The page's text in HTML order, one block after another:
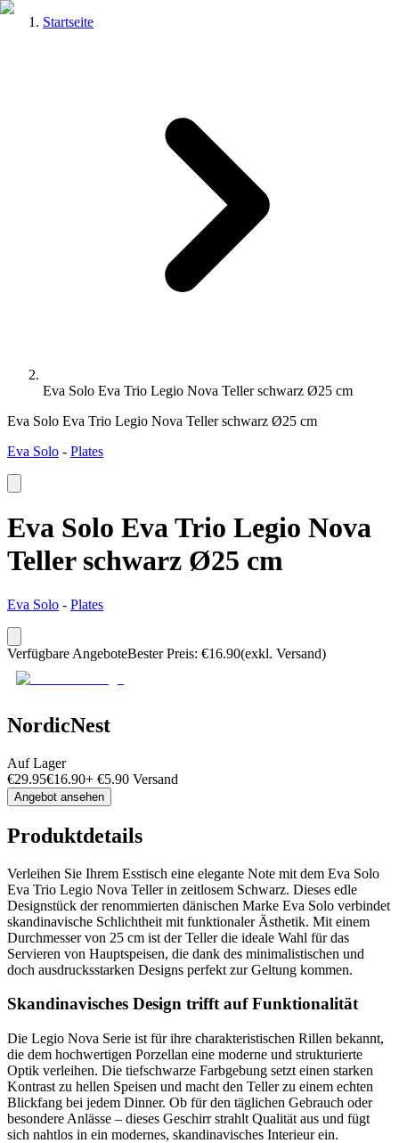
Startseite
Eva Solo Eva Trio Legio Nova Teller schwarz Ø25 cm
Eva Solo Eva Trio Legio Nova Teller schwarz Ø25 cm
Eva Solo - Plates
Eva Solo Eva Trio Legio Nova
Teller schwarz Ø25 cm
Eva Solo - Plates
Verfügbare AngeboteBester Preis: €16.90(exkl. Versand)
NordicNest
Auf Lager
€29.95€16.90+ €5.90 Versand
Angebot ansehen
Produktdetails
Verleihen Sie Ihrem Esstisch eine elegante Note mit dem Eva Solo
Eva Trio Legio Nova Teller in zeitlosem Schwarz. Dieses edle
Designstück der renommierten dänischen Marke Eva Solo verbindet
skandinavische Schlichtheit mit funktionaler Ästhetik. Mit einem
Durchmesser von 25 cm ist der Teller die ideale Wahl für das
Servieren von Hauptspeisen, die dank des minimalistischen und
doch ausdrucksstarken Designs perfekt zur Geltung kommen.
Skandinavisches Design trifft auf Funktionalität
Die Legio Nova Serie ist für ihre charakteristischen Rillen bekannt,
die dem hochwertigen Porzellan eine moderne und strukturierte
Optik verleihen. Die tiefschwarze Farbgebung setzt einen starken
Kontrast zu hellen Speisen und macht den Teller zu einem echten
Blickfang bei jedem Dinner. Ob für den täglichen Gebrauch oder
besondere Anlässe – dieses Geschirr strahlt Qualität aus und fügt
sich nahtlos in ein modernes, skandinavisches Interieur ein.